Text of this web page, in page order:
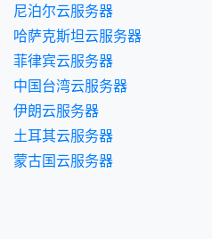
尼泊尔云服务器
哈萨克斯坦云服务器
菲律宾云服务器
中国台湾云服务器
伊朗云服务器
土耳其云服务器
蒙古国云服务器